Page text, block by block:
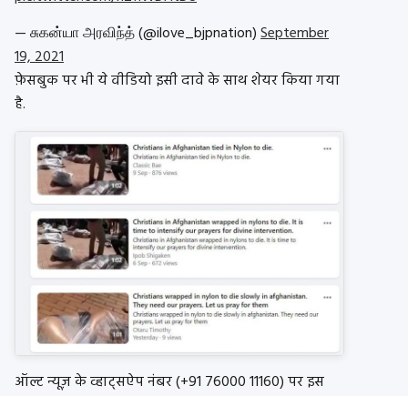
— சுகன்யா அரவிந்த் (@ilove_bjpnation)September
19, 2021
फ़ेसबुक पर भी ये वीडियो इसी दावे के साथ शेयर किया गया
है.
ऑल्ट न्यूज़ के व्हाट्सऐप नंबर (+91 76000 11160) पर इस